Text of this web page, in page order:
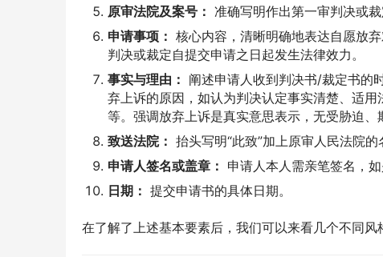
原审法院及案号： 准确写明作出第一审判决或
申请事项： 核心内容，清晰明确地表达自愿放
判决或裁定自提交申请之日起发生法律效力。
事实与理由： 阐述申请人收到判决书/裁定书的
弃上诉的原因，如认为判决认定事实清楚、适
等。强调放弃上诉是真实意思表示，无受胁迫、
致送法院： 抬头写明“此致”加上原审人民法院的
申请人签名或盖章： 申请人本人需亲笔签名，
日期： 提交申请书的具体日期。
在了解了上述基本要素后，我们可以来看几个不同风